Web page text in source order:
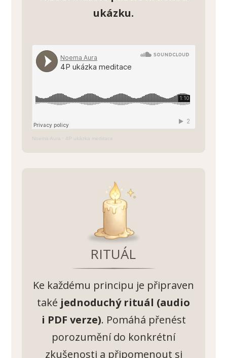
ukázku.
Noema Aura 4P ukázka meditace
RITUÁL
Ke každému principu je připraven
také jednoduchý rituál (audio
i PDF verze). Pomáhá přenést
porozumění do konkrétní
zkušenosti a připomenout si